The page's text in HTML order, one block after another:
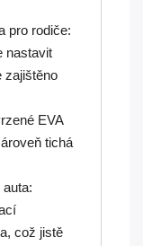
pro rodiče:
nastavit
zajištěno
EVA
tichá
což jistě